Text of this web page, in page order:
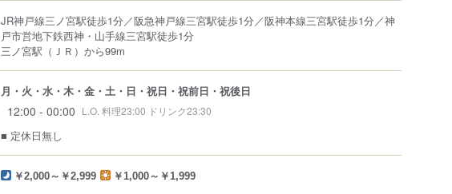
JR神戸線三ノ宮駅徒歩1分／阪急神戸線三宮駅徒歩1分／阪神本線三宮駅徒歩1分／神
戸市営地下鉄西神・山手線三宮駅徒歩1分
三ノ宮駅（ＪＲ）から99m
月・火・水・木・金・土・日・祝日・祝前日・祝後日
12:00 - 00:00 L.O. 料理23:00 ドリンク23:30
■ 定休日無し
￥2,000～￥2,999 ￥1,000～￥1,999